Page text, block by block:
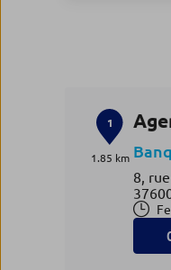
1
1.85 km
8,